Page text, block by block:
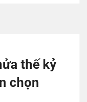
thế kỷ
chọn